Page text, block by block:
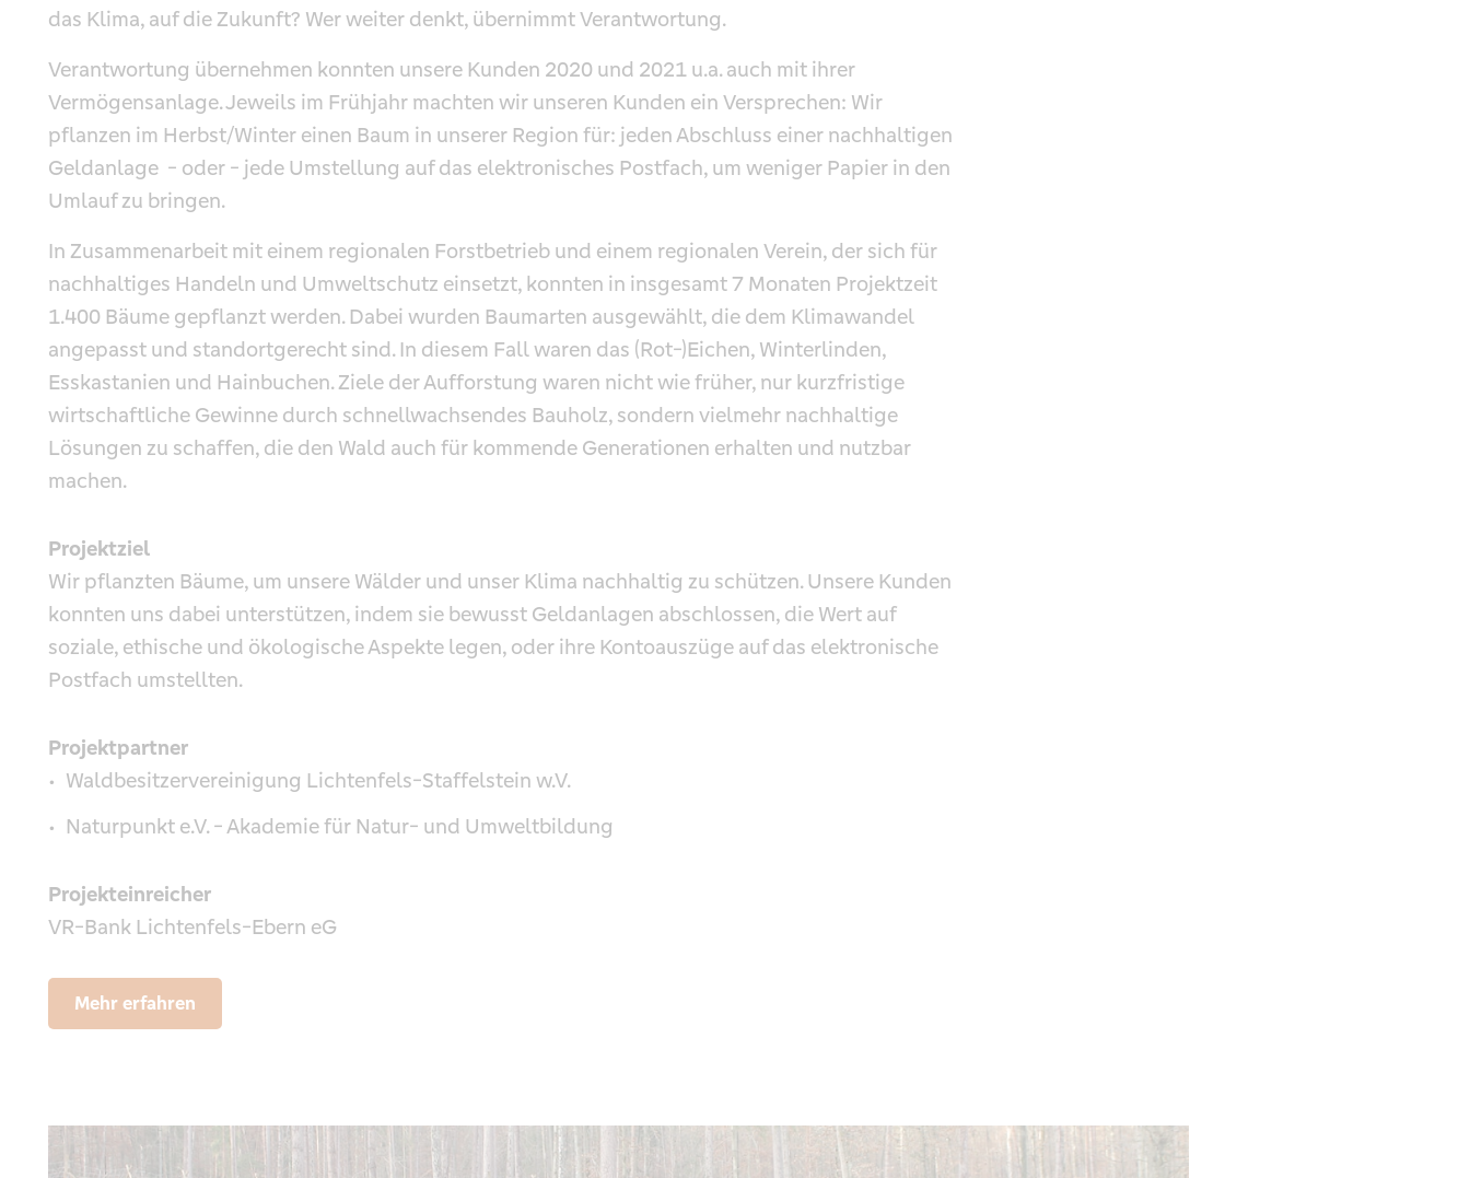
das Klima, auf die Zukunft? Wer weiter denkt, übernimmt Verantwortung.
Verantwortung übernehmen konnten unsere Kunden 2020 und 2021 u.a. auch mit ihrer
Vermögensanlage. Jeweils im Frühjahr machten wir unseren Kunden ein Versprechen: Wir
pflanzen im Herbst/Winter einen Baum in unserer Region für: jeden Abschluss einer nachhaltigen
Geldanlage - oder - jede Umstellung auf das elektronisches Postfach, um weniger Papier in den
Umlauf zu bringen.
In Zusammenarbeit mit einem regionalen Forstbetrieb und einem regionalen Verein, der sich für
nachhaltiges Handeln und Umweltschutz einsetzt, konnten in insgesamt 7 Monaten Projektzeit
1.400 Bäume gepflanzt werden. Dabei wurden Baumarten ausgewählt, die dem Klimawandel
angepasst und standortgerecht sind. In diesem Fall waren das (Rot-)Eichen, Winterlinden,
Esskastanien und Hainbuchen. Ziele der Aufforstung waren nicht wie früher, nur kurzfristige
wirtschaftliche Gewinne durch schnellwachsendes Bauholz, sondern vielmehr nachhaltige
Lösungen zu schaffen, die den Wald auch für kommende Generationen erhalten und nutzbar
machen.
Projektziel
Wir pflanzten Bäume, um unsere Wälder und unser Klima nachhaltig zu schützen. Unsere Kunden
konnten uns dabei unterstützen, indem sie bewusst Geldanlagen abschlossen, die Wert auf
soziale, ethische und ökologische Aspekte legen, oder ihre Kontoauszüge auf das elektronische
Postfach umstellten.
Projektpartner
Waldbesitzervereinigung Lichtenfels-Staffelstein w.V.
Naturpunkt e.V. - Akademie für Natur- und Umweltbildung
Projekteinreicher
VR-Bank Lichtenfels-Ebern eG
Mehr erfahren